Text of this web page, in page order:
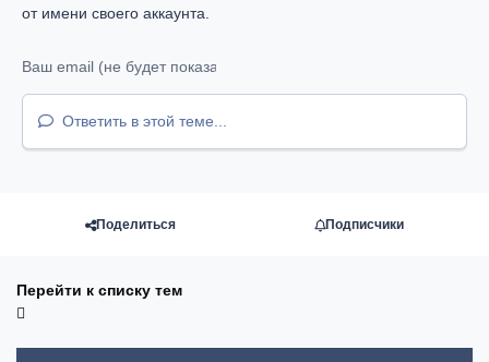
от имени своего аккаунта.
Ответить в этой теме...
Поделиться Подписчики
Перейти к списку тем